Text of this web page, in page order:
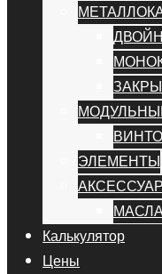
ЭЛЕМЕНТЫ
МАСЛА
Калькулятор
Цены